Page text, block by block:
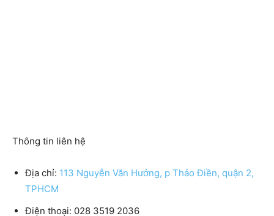
Thông tin liên hệ
Địa chỉ: 113 Nguyễn Văn Hưởng, p Thảo Điền, quận 2,
TPHCM
Điện thoại: 028 3519 2036